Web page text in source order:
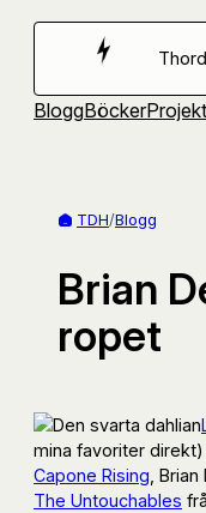
Hoppa
BloggBöckerProjekt
TDH/Blogg
Brian
ropet
mina favoriter
Capone Rising ,
The Untouchables